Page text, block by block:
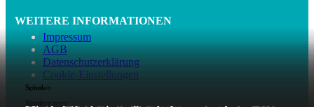
Sport
Sport
Schulen
WEITERE INFORMATIONEN
Impressum
AGB
Datenschutzerklärung
Cookie-Einstellungen